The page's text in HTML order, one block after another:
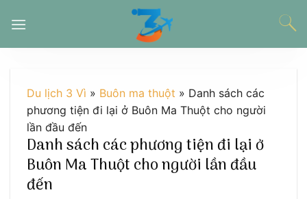
đến
Du lịch 3 Vì » Buôn ma thuột » Danh sách các
phương tiện đi lại ở Buôn Ma Thuột cho người
lần đầu đến
Danh sách các phương tiện đi lại ở
Buôn Ma Thuột cho người lần đầu
đến